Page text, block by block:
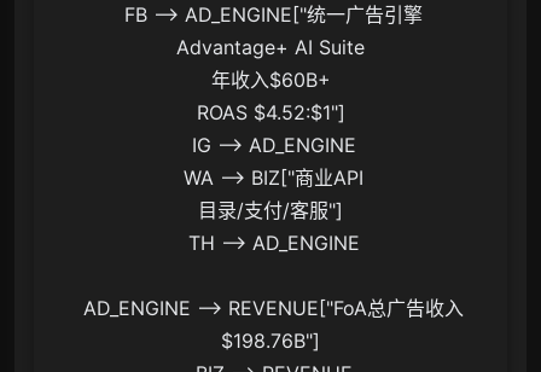
FB --> AD_ENGINE["统一广告引擎
Advantage+ AI Suite
年收入$60B+
ROAS $4.52:$1"]
WA --> BIZ["商业API
目录/支付/客服"]
AD_ENGINE --> REVENUE["FoA总广告收入
$198.76B"]